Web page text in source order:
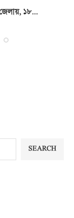
১৮...
SEARCH